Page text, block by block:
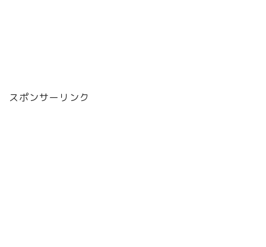
スポンサーリンク